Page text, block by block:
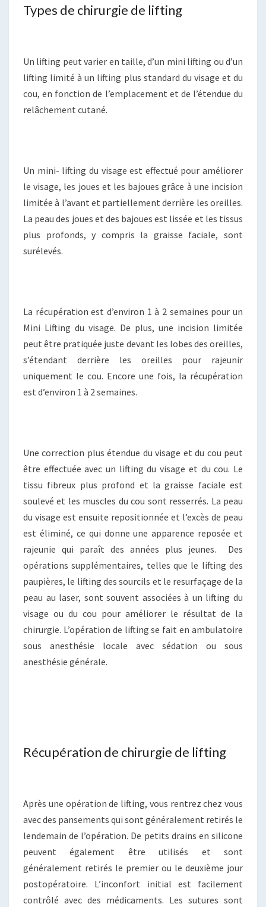
Types de chirurgie de lifting
Un lifting peut varier en taille, d’un mini lifting ou d’un
lifting limité à un lifting plus standard du visage et du
cou, en fonction de l’emplacement et de l’étendue du
relâchement cutané.
Un mini- lifting du visage est effectué pour améliorer
le visage, les joues et les bajoues grâce à une incision
limitée à l’avant et partiellement derrière les oreilles.
La peau des joues et des bajoues est lissée et les tissus
plus profonds, y compris la graisse faciale, sont
surélevés.
La récupération est d’environ 1 à 2 semaines pour un
Mini Lifting du visage. De plus, une incision limitée
peut être pratiquée juste devant les lobes des oreilles,
s’étendant derrière les oreilles pour rajeunir
uniquement le cou. Encore une fois, la récupération
est d’environ 1 à 2 semaines.
Une correction plus étendue du visage et du cou peut
être effectuée avec un lifting du visage et du cou. Le
tissu fibreux plus profond et la graisse faciale est
soulevé et les muscles du cou sont resserrés. La peau
du visage est ensuite repositionnée et l’excès de peau
est éliminé, ce qui donne une apparence reposée et
rajeunie qui paraît des années plus jeunes. Des
opérations supplémentaires, telles que le lifting des
paupières, le lifting des sourcils et le resurfaçage de la
peau au laser, sont souvent associées à un lifting du
visage ou du cou pour améliorer le résultat de la
chirurgie. L’opération de lifting se fait en ambulatoire
sous anesthésie locale avec sédation ou sous
anesthésie générale.
Récupération de chirurgie de lifting
Après une opération de lifting, vous rentrez chez vous
avec des pansements qui sont généralement retirés le
lendemain de l’opération. De petits drains en silicone
peuvent également être utilisés et sont
généralement retirés le premier ou le deuxième jour
postopératoire. L’inconfort initial est facilement
contrôlé avec des médicaments. Les sutures sont